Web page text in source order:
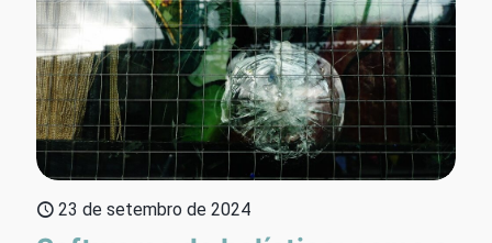
23 de setembro de 2024